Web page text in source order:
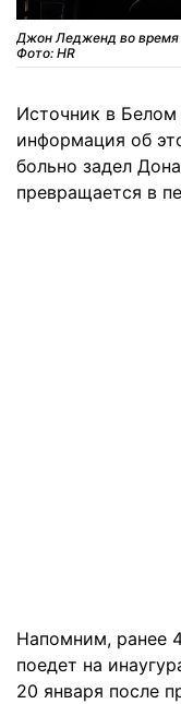
Джон Ледженд во время
Фото: HR
Источник в
информация об
больно задел
превращается в
Напомним, ранее
поедет на
20 января после